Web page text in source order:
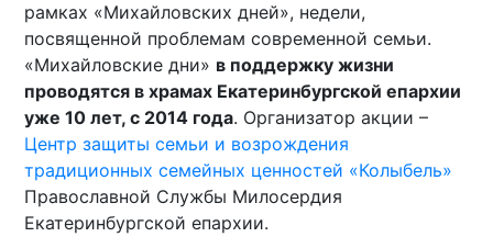
рамках «Михайловских дней», недели,
посвященной проблемам современной семьи.
«Михайловские дни» в поддержку жизни
проводятся в храмах Екатеринбургской епархии
уже 10 лет, с 2014 года. Организатор акции –
Центр защиты семьи и возрождения
традиционных семейных ценностей «Колыбель»
Православной Службы Милосердия
Екатеринбургской епархии.